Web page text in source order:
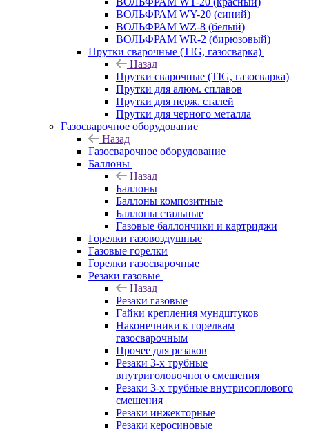
ВОЛЬФРАМ WY-20 (синий)
ВОЛЬФРАМ WZ-8 (белый)
ВОЛЬФРАМ WR-2 (бирюзовый)
Прутки сварочные (TIG, газосварка)
Назад
Прутки сварочные (TIG, газосварка)
Прутки для алюм. сплавов
Прутки для нерж. сталей
Прутки для черного металла
Газосварочное оборудование
Назад
Газосварочное оборудование
Баллоны
Назад
Баллоны
Баллоны композитные
Баллоны стальные
Газовые баллончики и картриджи
Горелки газовоздушные
Газовые горелки
Горелки газосварочные
Резаки газовые
Назад
Резаки газовые
Гайки крепления мундштуков
Наконечники к горелкам
газосварочным
Прочее для резаков
Резаки 3-х трубные
внутриголовочного смешения
Резаки 3-х трубные внутрисоплового
смешения
Резаки инжекторные
Резаки керосиновые